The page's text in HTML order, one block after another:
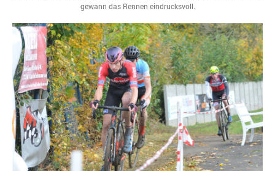
gewann das Rennen eindrucksvoll.